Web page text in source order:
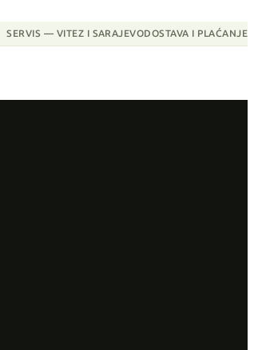
SERVIS — VITEZ I SARAJEVODOSTAVA I PLAĆANJE